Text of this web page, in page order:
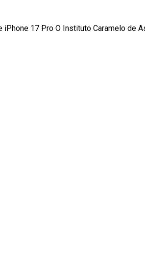
17 Pro O Instituto Caramelo